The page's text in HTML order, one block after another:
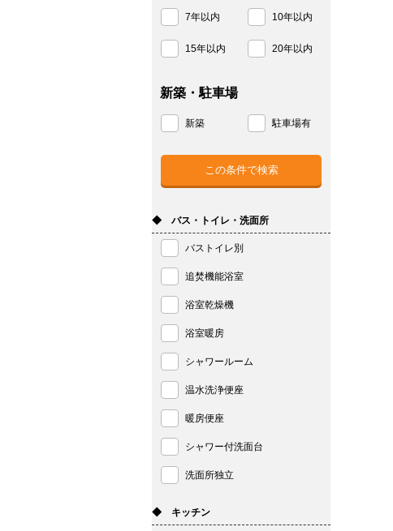
7年以内 10年以内
15年以内 20年以内
新築・駐車場
新築 駐車場有
◆ バス・トイレ・洗面所
バストイレ別
追焚機能浴室
浴室乾燥機
浴室暖房
シャワールーム
温水洗浄便座
暖房便座
シャワー付洗面台
洗面所独立
◆ キッチン